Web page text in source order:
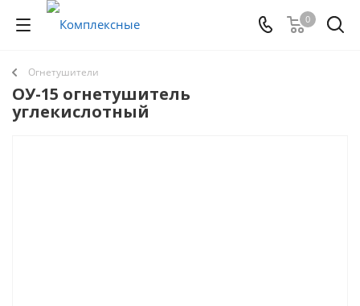
0
Огнетушители
ОУ-15 огнетушитель
углекислотный